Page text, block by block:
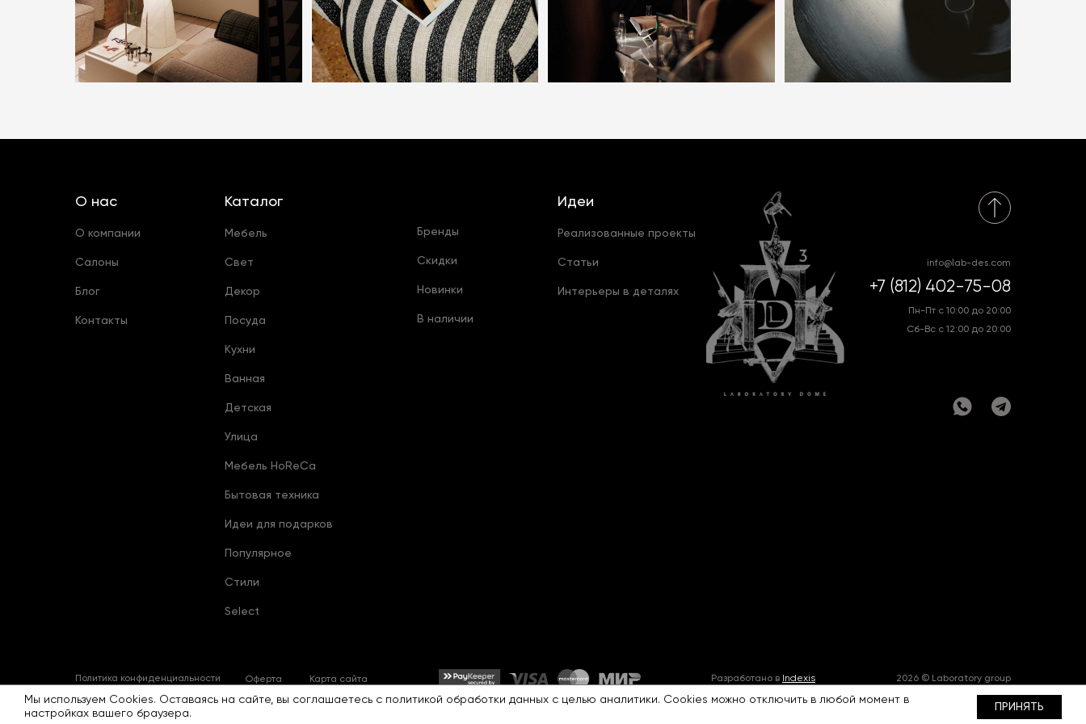
Мы используем Cookies. Оставаясь на сайте, вы соглашаетесь с политикой обработки данных с целью аналитики. Cookies можно отключить в любой момент в
настройках вашего браузера.
ПРИНЯТЬ
О нас
О компании
Салоны
Блог
Контакты
Каталог
Мебель
Свет
Декор
Посуда
Кухни
Ванная
Детская
Улица
Мебель HoReCa
Бытовая техника
Идеи для подарков
Популярное
Стили
Select
Идеи
Реализованные проекты
Статьи
Интерьеры в деталях
Бренды
Скидки
Новинки
В наличии
info@lab-des.com
+7 (812) 402-75-08
Пн-Пт с 10:00 до 20:00
Сб-Вс с 12:00 до 20:00
Политика конфиденциальности Оферта Карта сайта Разработано в Indexis 2026 © Laboratory group